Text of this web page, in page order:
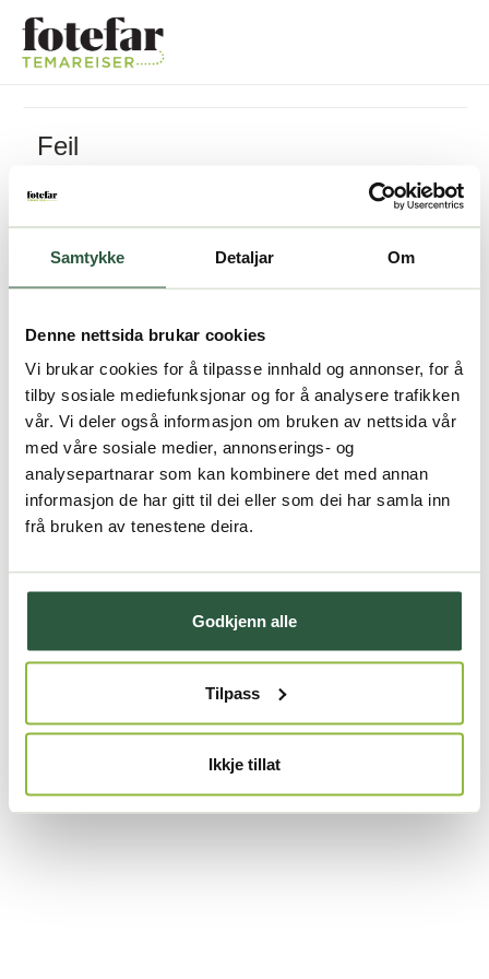
Samtykke Detaljar Om
Denne nettsida brukar cookies
Vi brukar cookies for å tilpasse innhald og annonser, for å
tilby sosiale mediefunksjonar og for å analysere trafikken
vår. Vi deler også informasjon om bruken av nettsida vår
med våre sosiale medier, annonserings- og
analysepartnarar som kan kombinere det med annan
informasjon de har gitt til dei eller som dei har samla inn
frå bruken av tenestene deira.
Godkjenn alle
Tilpass
Ikkje tillat
Feil
Pakken kan ikke bestilles